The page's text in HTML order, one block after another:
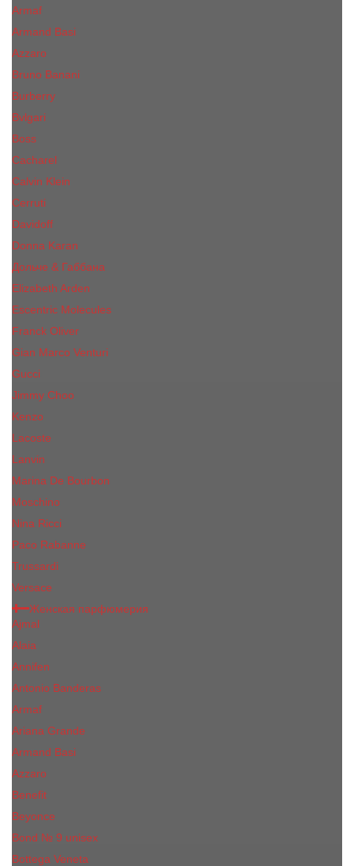
Armaf
Armand Basi
Azzaro
Bruno Banani
Burberry
Bvlgari
Boss
Cacharel
Calvin Klein
Cerruti
Davidoff
Donna Karan
Дольче & Габбана
Elizabeth Arden
Escentric Molecules
Franck Oliver
Gian Marco Venturi
Gucci
Jimmy Choo
Kenzo
Lacoste
Lanvin
Marina De Bourbon
Moschino
Nina Ricci
Paco Rabanne
Trussardi
Versace
Женская парфюмерия
Ajmal
Alaia
Annifen
Antonio Banderas
Armaf
Ariana Grande
Armand Basi
Azzaro
Benefit
Beyonce
Bond № 9 unisex
Bottega Veneta